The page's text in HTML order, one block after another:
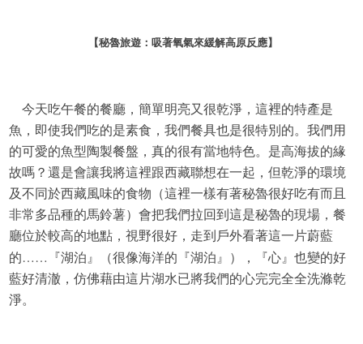
【秘魯旅遊：吸著氧氣來緩解高原反應】
今天吃午餐的餐廳，簡單明亮又很乾淨，這裡的特產是
魚，即使我們吃的是素食，我們餐具也是很特別的。我們用
的可愛的魚型陶製餐盤，真的很有當地特色。是高海拔的緣
故嗎？還是會讓我將這裡跟西藏聯想在一起，但乾淨的環境
及不同於西藏風味的食物（這裡一樣有著秘魯很好吃有而且
非常多品種的馬鈴薯）會把我們拉回到這是秘魯的現場， 餐
廳位於較高的地點，視野很好，走到戶外看著這一片蔚藍
的……
『湖泊』（很像海洋的『湖泊』），『心』也變的好
藍好清澈，仿佛藉由這片湖水已將我們的心完完全全洗滌乾
淨。